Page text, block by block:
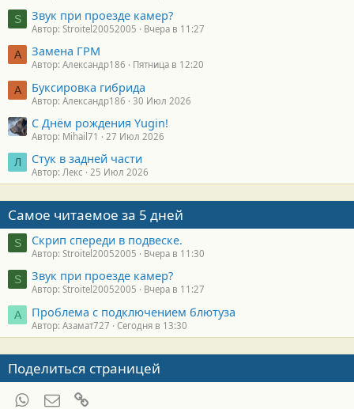
S Звук при проезде камер?
Автор: Stroitel20052005 Вчера в 11:27
А Замена ГРМ
Автор: Александр186 Пятница в 12:20
А Буксировка гибрида
Автор: Александр186 30 Июл 2026
С Днём рождения Yugin!
Автор: Mihail71 27 Июл 2026
Л Стук в задней части
Автор: Лекс 25 Июл 2026
Самое читаемое за 5 дней
S Скрип спереди в подвеске.
Автор: Stroitel20052005 Вчера в 11:30
S Звук при проезде камер?
Автор: Stroitel20052005 Вчера в 11:27
А Проблема с подключением блютуза
Автор: Азамат727 Сегодня в 13:30
Поделиться страницей
WhatsAppЭлектронная почта